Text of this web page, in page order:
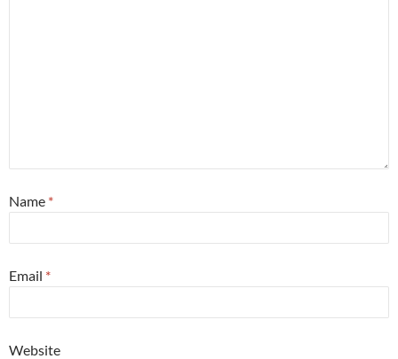
Name *
Email *
Website